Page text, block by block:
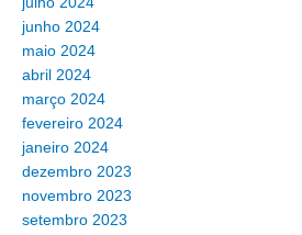
junho 2024
maio 2024
abril 2024
março 2024
fevereiro 2024
janeiro 2024
dezembro 2023
novembro 2023
setembro 2023